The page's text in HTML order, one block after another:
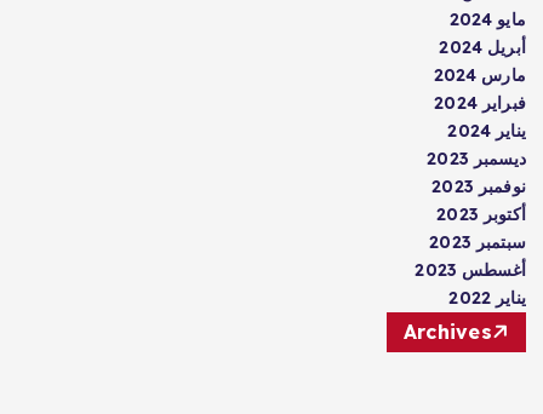
مايو 2024
أبريل 2024
مارس 2024
فبراير 2024
يناير 2024
ديسمبر 2023
نوفمبر 2023
أكتوبر 2023
سبتمبر 2023
أغسطس 2023
يناير 2022
Archives